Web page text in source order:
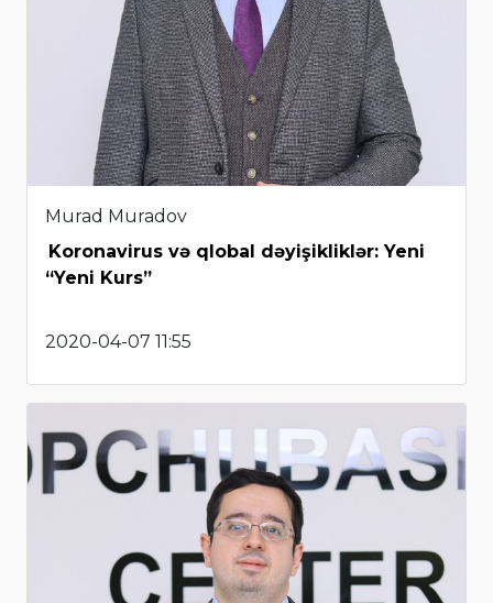
Murad Muradov
Koronavirus və qlobal dəyişikliklər: Yeni
“Yeni Kurs”
2020-04-07 11:55